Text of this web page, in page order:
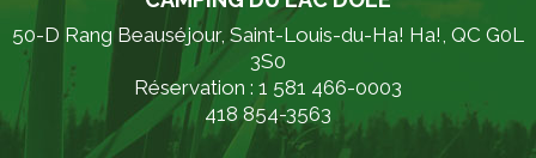
50-D Rang Beauséjour, Saint-Louis-du-Ha! Ha!, QC G0L
3S0
Réservation : 1 581 466-0003
418 854-3563